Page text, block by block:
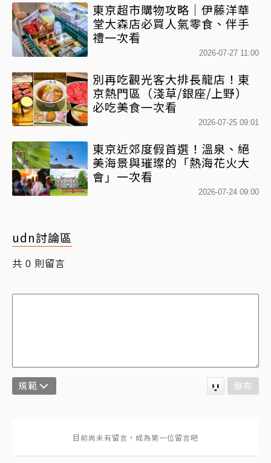
東京超市購物攻略｜伊藤洋華
堂大森店必買人氣零食、伴手
禮一次看
2026-07-27 11:00
別再吃觀光客大排長龍店！東
京熱門區（淺草/銀座/上野）
必吃美食一次看
2026-07-25 09:01
東京近郊度假首選！溫泉、絕
美海景與璀璨的「熱海花火大
會」一次看
2026-07-24 09:00
udn討論區
共 0 則留言
規範 發布